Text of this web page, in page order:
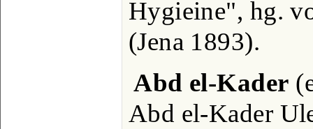
Hygieine", hg.
(Jena 1893).
Abd el-Kader
Abd el-Kader